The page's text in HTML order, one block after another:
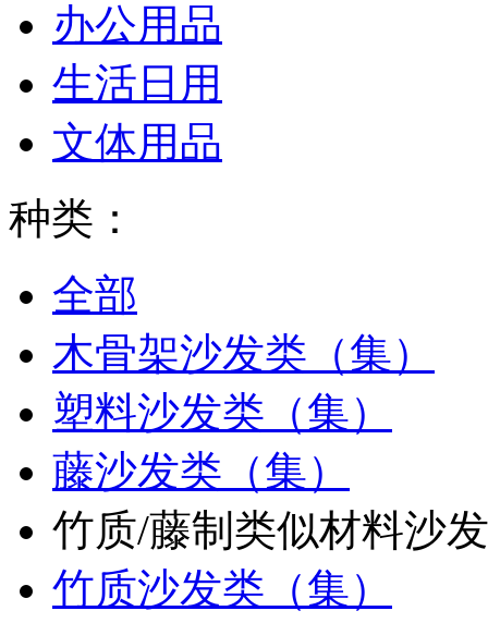
办公用品
生活日用
文体用品
种类：
全部
木骨架沙发类（集）
塑料沙发类（集）
藤沙发类（集）
竹质/藤制类似材料沙
竹质沙发类（集）